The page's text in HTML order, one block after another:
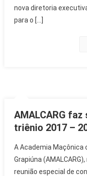
nova diretoria
para o […]
AMALCARG
triênio 2017 –
A Academia Maçônica
Grapiúna
reunião especial de